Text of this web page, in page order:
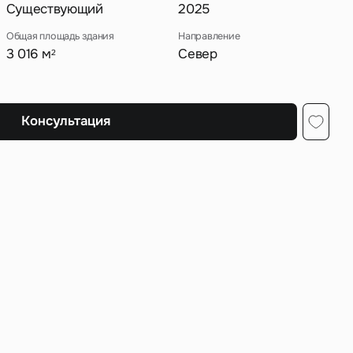
Существующий 2025
Общая площадь здания
3 016 м2
Направление
Север
Консультация